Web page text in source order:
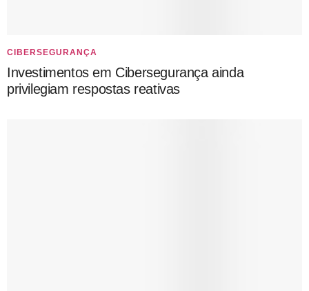
CIBERSEGURANÇA
Investimentos em Cibersegurança ainda
privilegiam respostas reativas